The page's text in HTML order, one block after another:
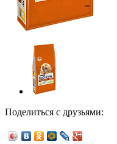
Поделиться с друзьями: